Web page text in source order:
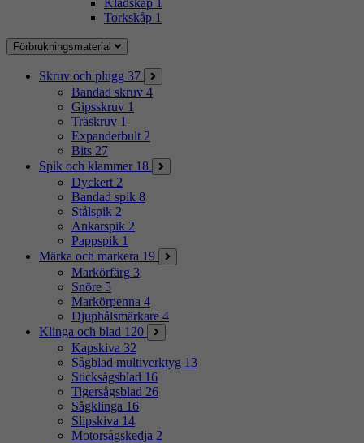
Klädskåp 1
Torkskåp 1
Förbrukningsmaterial
Skruv och plugg 37
Bandad skruv 4
Gipsskruv 1
Träskruv 1
Expanderbult 2
Bits 27
Spik och klammer 18
Dyckert 2
Bandad spik 8
Stålspik 2
Ankarspik 2
Pappspik 1
Märka och markera 19
Markörfärg 3
Snöre 5
Markörpenna 4
Djuphålsmärkare 4
Klinga och blad 120
Kapskiva 32
Sågblad multiverktyg 13
Sticksågsblad 16
Tigersågsblad 26
Sågklinga 16
Slipskiva 14
Motorsågskedja 2